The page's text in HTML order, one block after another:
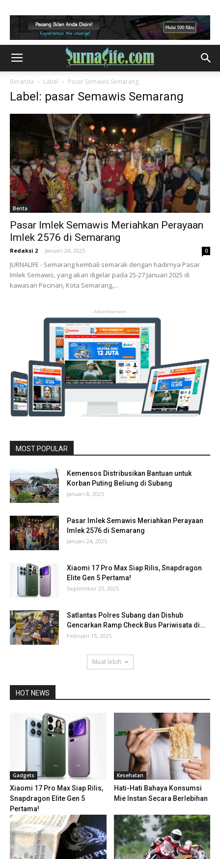
Beranda Label Pasar Semawis Semarang
Label: pasar Semawis Semarang
Berita
Pasar Imlek Semawis Meriahkan Perayaan
Imlek 2576 di Semarang
Redaksi 2 - Januari 24, 2025 0
JURNALIFE - Semarang kembali semarak dengan hadirnya Pasar
Imlek Semawis, yang akan digelar pada 25-27 Januari 2025 di
kawasan Pecinan, Kota Semarang,...
- Advertisement -
MOST POPULAR
Kemensos Distribusikan Bantuan untuk
Korban Puting Beliung di Subang
Januari 8, 2025
Pasar Imlek Semawis Meriahkan Perayaan
Imlek 2576 di Semarang
Januari 24, 2025
Xiaomi 17 Pro Max Siap Rilis, Snapdragon
Elite Gen 5 Pertama!
September 23, 2025
Satlantas Polres Subang dan Dishub
Gencarkan Ramp Check Bus Pariwisata di...
Februari 15, 2025
Muat lebih
HOT NEWS
Gadgets
Xiaomi 17 Pro Max Siap Rilis,
Snapdragon Elite Gen 5
Pertama!
Kesehatan
Hati-Hati Bahaya Konsumsi
Mie Instan Secara Berlebihan